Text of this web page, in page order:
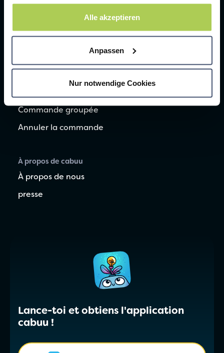
Alle akzeptieren
Anpassen
Nur notwendige Cookies
Commande groupée
Annuler la commande
À propos de cabuu
À propos de nous
presse
Lance-toi et obtiens l'application
cabuu !